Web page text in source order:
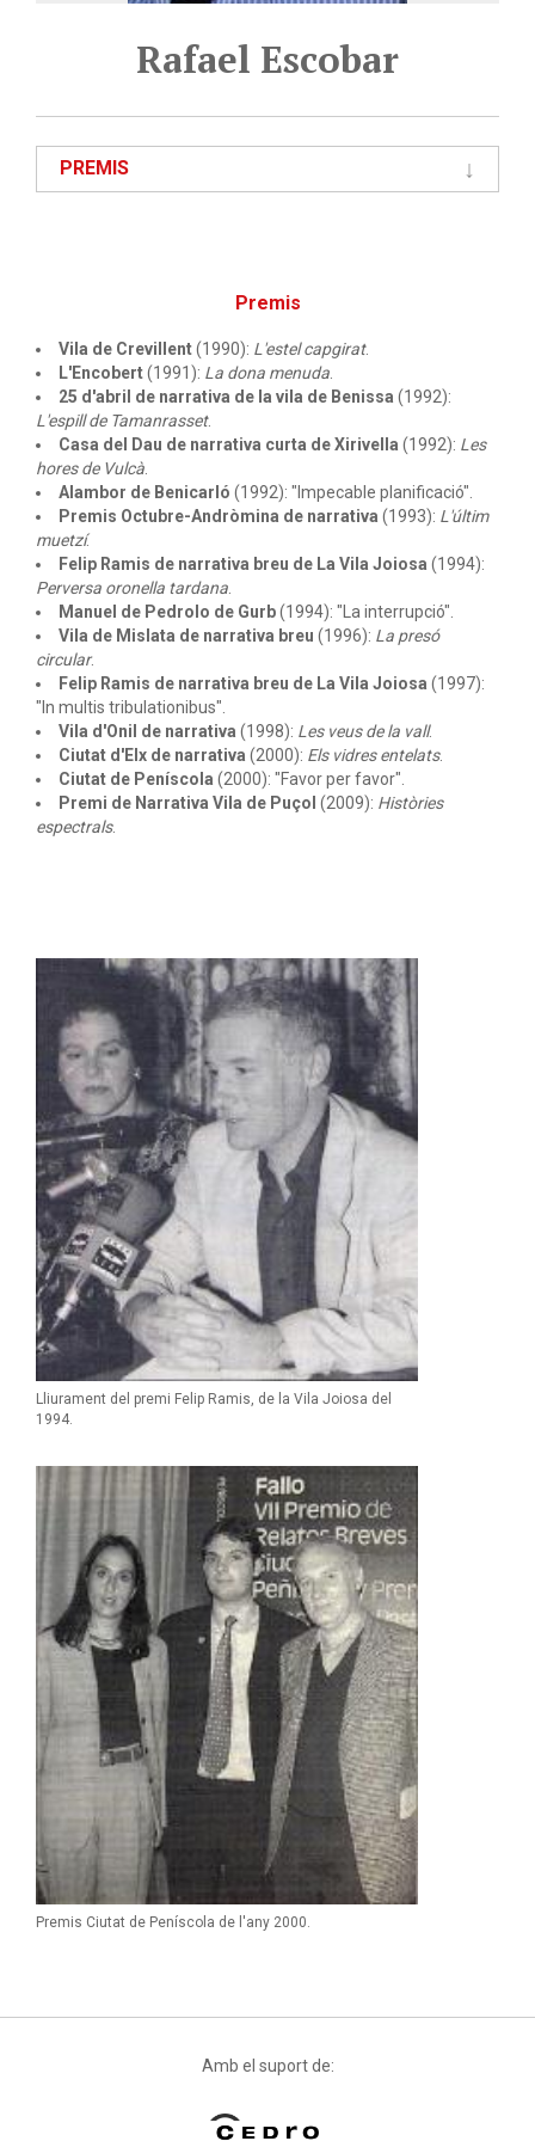
Rafael Escobar
PREMIS
Lliurament del premi Felip Ramis, de la Vila Joiosa del
1994.
Premis Ciutat de Peníscola de l'any 2000.
Premis
Vila de Crevillent(1990): L'estel capgirat.
L'Encobert(1991): La dona menuda
25 d'abril de narrativa de la vila de Benissa (1992):
L'espill de Tamanrasset.
Casa del Dau de narrativa curta de Xirivella (1992): Les
hores de Vulcà
Alambor de Benicarló (1992): "Impecable planificació".
Premis Octubre-Andròmina de narrativa (1993): L'últim
muetzí.
Felip Ramis de narrativa breu de La Vila Joiosa (1994):
Perversa oronella tardana
Manuel de Pedrolo de Gurb(1994): "La interrupció".
Vila de Mislata de narrativa breu (1996): La presó
circular.
Felip Ramis de narrativa breu de La Vila Joiosa (1997):
"In multis tribulationibus".
Vila d'Onil de narrativa (1998): Les veus de la vall.
Ciutat d'Elx de narrativa (2000): Els vidres entelats.
Ciutat de Peníscola (2000): "Favor per favor".
Premi de Narrativa Vila de Puçol (2009): Històries
espectrals.
Amb el suport de: